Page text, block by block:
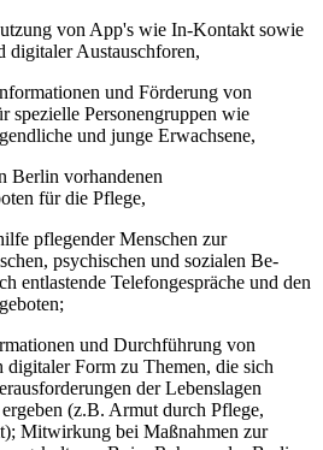
von App's wie In-Kontakt sowie
digitaler Austauschforen,
und Förderung von
spezielle Personengruppen wie
und junge Erwachsene,
Berlin vorhandenen
für die Pflege,
pflegender Menschen zur
psychischen und sozialen Be-
entlastende Telefongespräche und den
und Durchführung von
digitaler Form zu Themen, die sich
der Lebenslagen
(z.B. Armut durch Pflege,
Mitwirkung bei Maßnahmen zur